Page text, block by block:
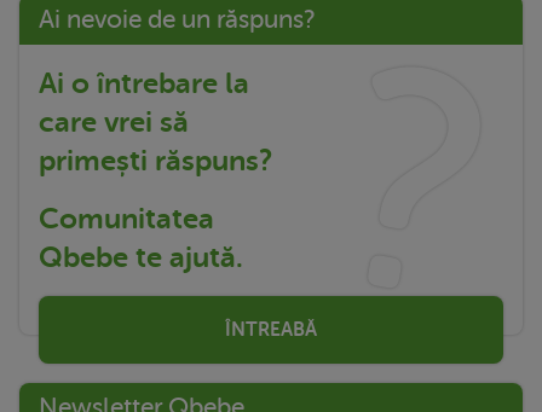
Ai nevoie de un răspuns?
Ai o întrebare la
care vrei să
primești răspuns?
Comunitatea
Qbebe te ajută.
ÎNTREABĂ